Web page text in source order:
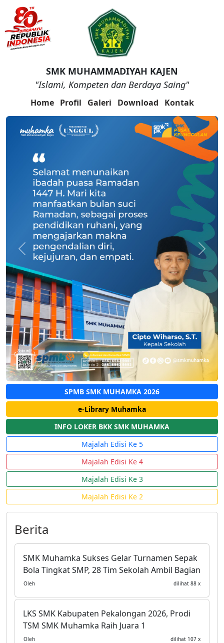
SMK MUHAMMADIYAH KAJEN
"Islami, Kompeten dan Berdaya Saing"
Home Profil Galeri Download Kontak
Previous Next
SPMB SMK MUHAMKA 2026
e-Library Muhamka
INFO LOKER BKK SMK MUHAMKA
Majalah Edisi Ke 5
Majalah Edisi Ke 4
Majalah Edisi Ke 3
Majalah Edisi Ke 2
Berita
SMK Muhamka Sukses Gelar Turnamen Sepak
Bola Tingkat SMP, 28 Tim Sekolah Ambil Bagian
Oleh dilihat 88 x
LKS SMK Kabupaten Pekalongan 2026, Prodi
TSM SMK Muhamka Raih Juara 1
Oleh dilihat 107 x